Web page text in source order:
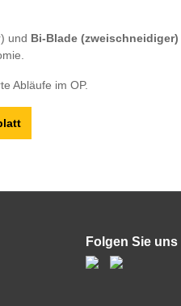
und Bi-Blade (zweischneidiger)
Abläufe im OP.
Folgen Sie uns